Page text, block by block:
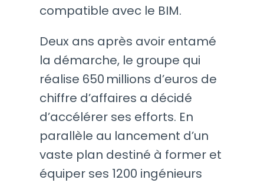
compatible avec le BIM.
Deux ans après avoir entamé
la démarche, le groupe qui
réalise 650 millions d’euros de
chiffre d’affaires a décidé
d’accélérer ses efforts. En
parallèle au lancement d’un
vaste plan destiné à former et
équiper ses 1200 ingénieurs